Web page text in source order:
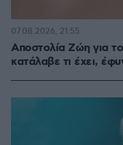
Αποστολία Ζώη για
κατάλαβε τι έχει,
07.08.2026, 21:55